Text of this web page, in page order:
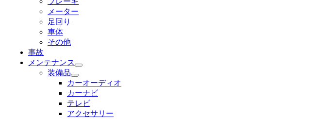
メーター
足回り
車体
その他
事故
メンテナンス
装備品
カーオーディオ
カーナビ
テレビ
アクセサリー